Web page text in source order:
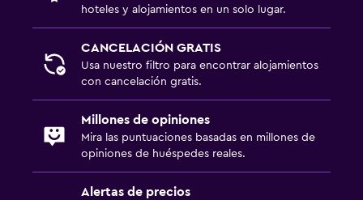
hoteles y alojamientos en un solo lugar.
CANCELACIÓN GRATIS
Usa nuestro filtro para encontrar alojamientos
con cancelación gratis.
Millones de opiniones
Mira las puntuaciones basadas en millones de
opiniones de huéspedes reales.
Alertas de precios